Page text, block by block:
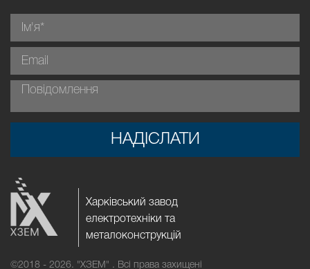
Харківський завод
електротехніки та
металоконструкцій
©2018 - 2026. "ХЗЕМ" . Всі права захищені
НАДІСЛАТИ